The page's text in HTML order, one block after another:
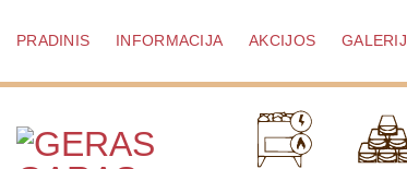
PRADINIS INFORMACIJA AKCIJOS